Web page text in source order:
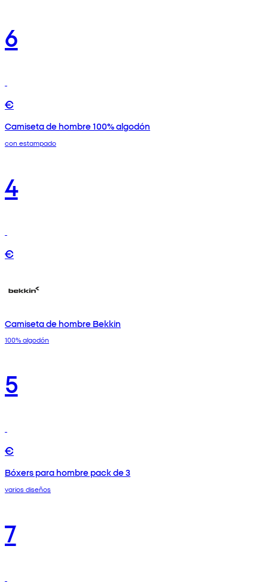
6
€
Camiseta de hombre 100% algodón
con estampado
4
€
Camiseta de hombre Bekkin
100% algodón
5
€
Bóxers para hombre pack de 3
varios diseños
7